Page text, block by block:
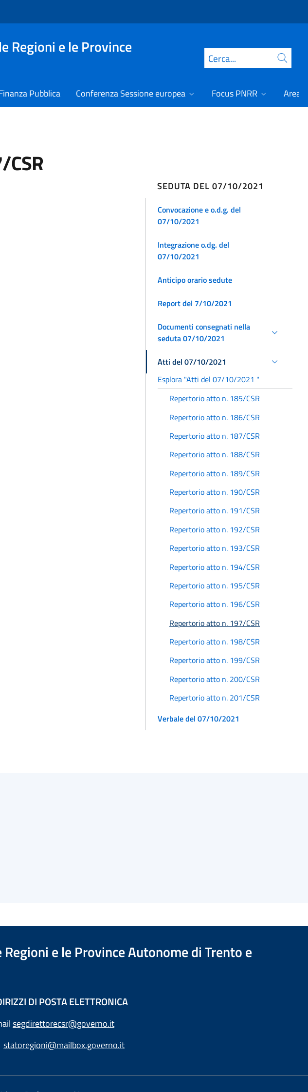
Regioni e le Province
Cerca
Pubblica Conferenza Sessione europea Focus PNRR Area
SEDUTA DEL 07/10/2021
Convocazione e o.d.g. del
07/10/2021
Integrazione o.dg. del
07/10/2021
Anticipo orario sedute
Report del 7/10/2021
Documenti consegnati nella
seduta 07/10/2021
Atti del 07/10/2021
Esplora "Atti del 07/10/2021 "
Repertorio atto n. 185/CSR
Repertorio atto n. 186/CSR
Repertorio atto n. 187/CSR
Repertorio atto n. 188/CSR
Repertorio atto n. 189/CSR
Repertorio atto n. 190/CSR
Repertorio atto n. 191/CSR
Repertorio atto n. 192/CSR
Repertorio atto n. 193/CSR
Repertorio atto n. 194/CSR
Repertorio atto n. 195/CSR
Repertorio atto n. 196/CSR
Repertorio atto n. 197/CSR
Repertorio atto n. 198/CSR
Repertorio atto n. 199/CSR
Repertorio atto n. 200/CSR
Repertorio atto n. 201/CSR
Verbale del 07/10/2021
e le Province Autonome di Trento e
DI POSTA ELETTRONICA
segdirettorecsr@governo.it
statoregioni@mailbox.governo.it